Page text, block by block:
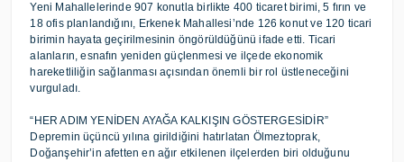
Yeni Mahallelerinde 907 konutla birlikte 400 ticaret birimi, 5 fırın ve
18 ofis planlandığını, Erkenek Mahallesi’nde 126 konut ve 120 ticari
birimin hayata geçirilmesinin öngörüldüğünü ifade etti. Ticari
alanların, esnafın yeniden güçlenmesi ve ilçede ekonomik
hareketliliğin sağlanması açısından önemli bir rol üstleneceğini
vurguladı.
“HER ADIM YENİDEN AYAĞA KALKIŞIN GÖSTERGESİDİR”
Depremin üçüncü yılına girildiğini hatırlatan Ölmeztoprak,
Doğanşehir’in afetten en ağır etkilenen ilçelerden biri olduğunu